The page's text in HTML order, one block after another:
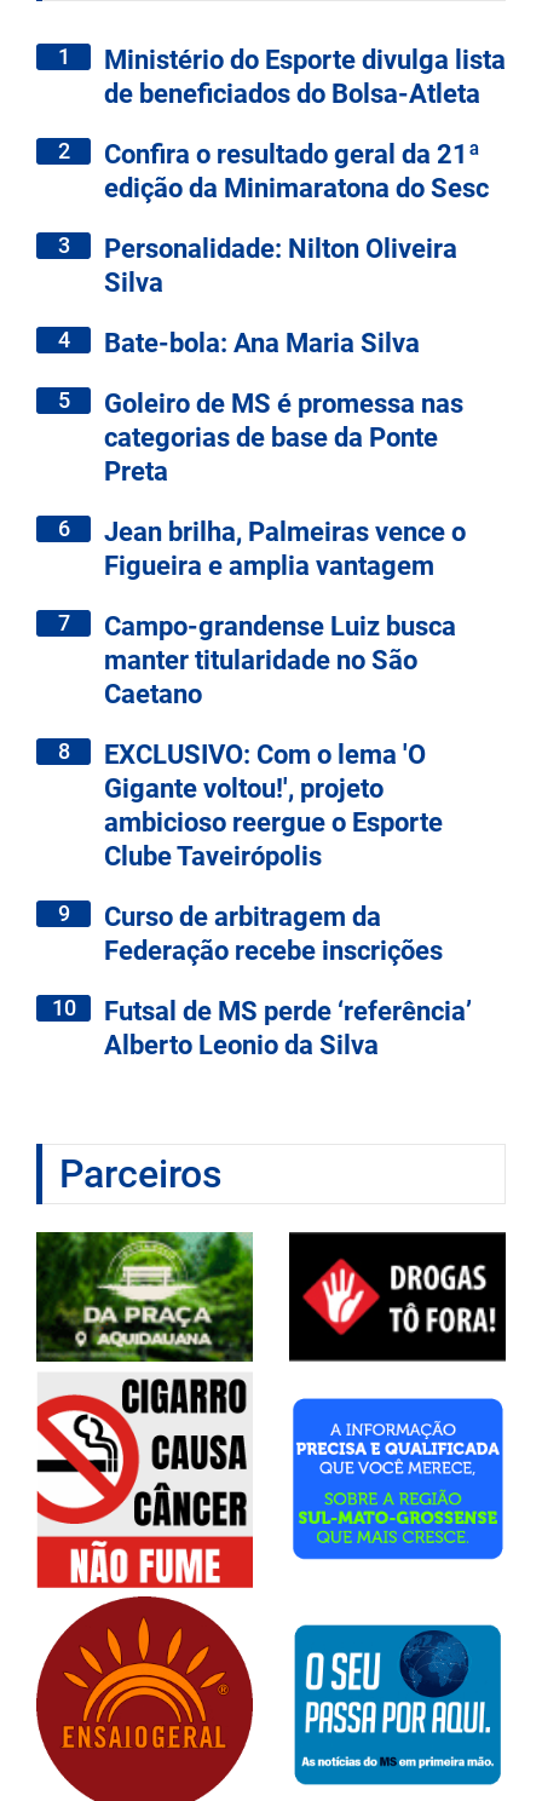
1
Ministério do Esporte divulga lista
de beneficiados do Bolsa-Atleta
2
Confira o resultado geral da 21ª
edição da Minimaratona do Sesc
3
Personalidade: Nilton Oliveira
Silva
4 Bate-bola: Ana Maria Silva
5
Goleiro de MS é promessa nas
categorias de base da Ponte
Preta
6
Jean brilha, Palmeiras vence o
Figueira e amplia vantagem
7
Campo-grandense Luiz busca
manter titularidade no São
Caetano
8
EXCLUSIVO: Com o lema 'O
Gigante voltou!', projeto
ambicioso reergue o Esporte
Clube Taveirópolis
9
Curso de arbitragem da
Federação recebe inscrições
10
Futsal de MS perde ‘referência’
Alberto Leonio da Silva
Parceiros